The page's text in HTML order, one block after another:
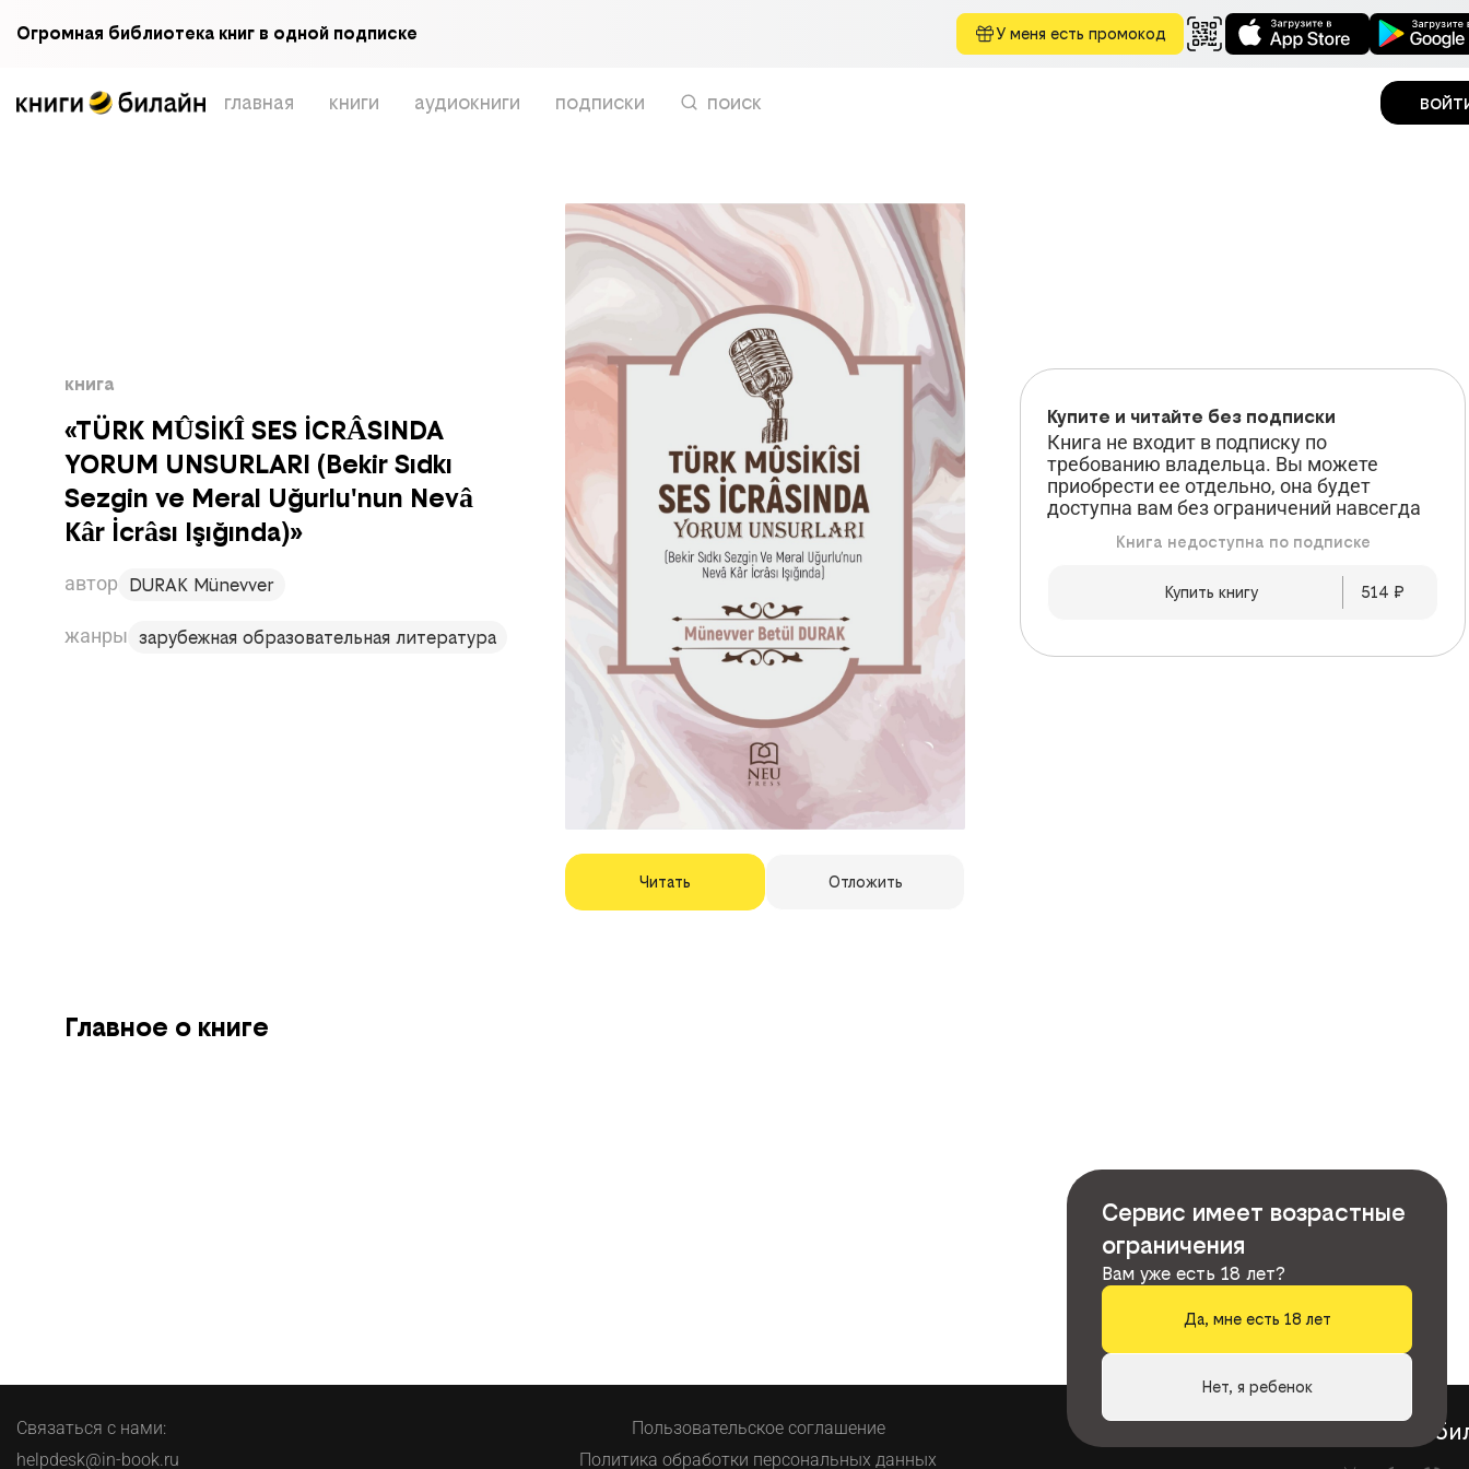
Огромная библиотека книг в одной подписке У меня есть промокод
главная книги аудиокниги подписки поиск
книга
«TÜRK MÛSİKÎ SES İCRÂSINDA
YORUM UNSURLARI (Bekir Sıdkı
Sezgin ve Meral Uğurlu'nun Nevâ
Kâr İcrâsı Işığında)»
автор DURAK Münevver
жанры зарубежная образовательная литература
Читать Отложить
Купите и читайте без подписки
Книга не входит в подписку по
требованию владельца. Вы можете
приобрести ее отдельно, она будет
доступна вам без ограничений навсегда
Книга недоступна по подписке
Купить книгу 514 ₽
Главное о книге
Связаться с нами:
helpdesk@in-book.ru
Пользовательское соглашение
Политика обработки персональных данных
Сервис имеет возрастные
ограничения
Вам уже есть 18 лет?
Да, мне есть 18 лет
Нет, я ребенок